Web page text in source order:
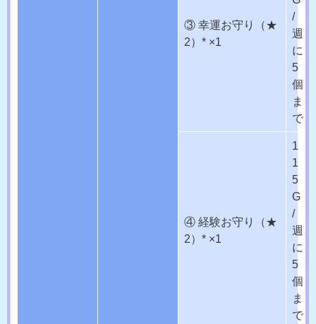
③ 幸運お守り（★
2）* ×1
/
週
に
5
個
ま
で
④ 経験お守り（★
2）* ×1
1
1
5
G
/
週
に
5
個
ま
で